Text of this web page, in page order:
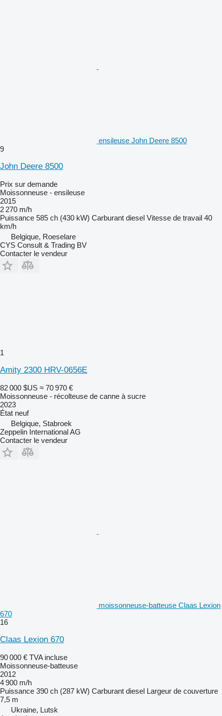
ensileuse John Deere 8500
9
John Deere 8500
Prix sur demande
Moissonneuse - ensileuse
2015
2 270 m/h
Puissance 585 ch (430 kW) Carburant diesel Vitesse de travail 40
km/h
Belgique, Roeselare
CYS Consult & Trading BV
Contacter le vendeur
1
Amity 2300 HRV-0656E
82 000 $US ≈ 70 970 €
Moissonneuse - récolteuse de canne à sucre
2023
État neuf
Belgique, Stabroek
Zeppelin International AG
Contacter le vendeur
moissonneuse-batteuse Claas Lexion
670
16
Claas Lexion 670
90 000 € TVA incluse
Moissonneuse-batteuse
2012
4 900 m/h
Puissance 390 ch (287 kW) Carburant diesel Largeur de couverture
7,5 m
Ukraine, Lutsk